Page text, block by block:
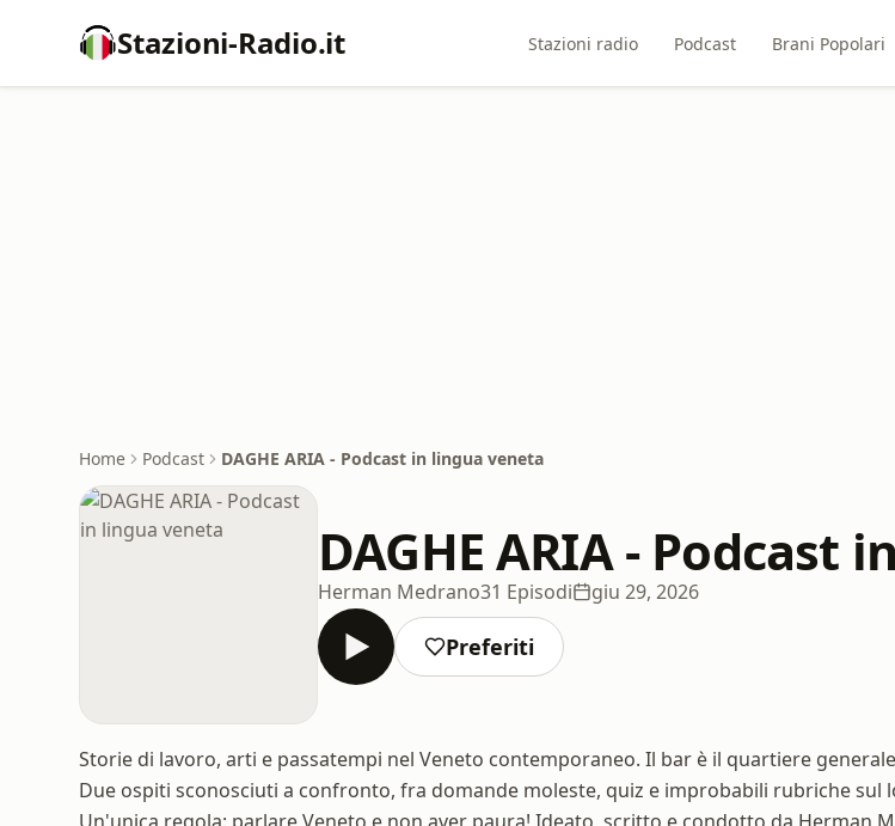
Stazioni-Radio.it Stazioni radio Podcast Brani Popolari
Home Podcast DAGHE ARIA - Podcast in lingua veneta
DAGHE ARIA - Podcast
Herman Medrano31 Episodi giu 29, 2026
Preferiti
Storie di lavoro, arti e passatempi nel Veneto contemporaneo. Il bar è il quartiere
Due ospiti sconosciuti a confronto, fra domande moleste, quiz e improbabili rubriche sul